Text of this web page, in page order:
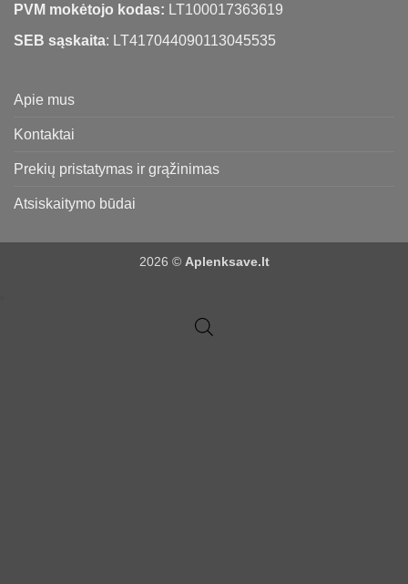
PVM mokėtojo kodas: LT100017363619
SEB sąskaita: LT417044090113045535
Apie mus
Kontaktai
Prekių pristatymas ir grąžinimas
Atsiskaitymo būdai
2026 © Aplenksave.lt